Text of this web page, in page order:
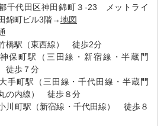
千代田区神田錦町３-23 メットライ
錦町ビル3階→地図
駅（東西線） 徒歩2分
町駅（三田線・新宿線・半蔵門
徒歩７分
町駅（三田線・千代田線・半蔵門
の内線） 徒歩８分
町駅（新宿線・千代田線） 徒歩８